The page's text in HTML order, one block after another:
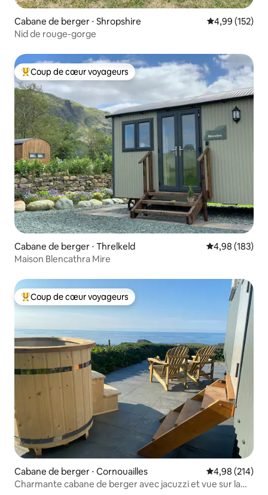
Cabane de berger ⋅ Shropshire Évaluation
4,99 (152)
Nid de rouge-gorge
Coups de cœur voyageurs les plus appréciés
Coup de cœur voyageurs
Cabane de berger ⋅ Threlkeld Évaluation
4,98 (183)
Maison Blencathra Mire
Coups de cœur voyageurs les plus appréciés
Coup de cœur voyageurs
Cabane de berger ⋅ Cornouailles Évaluation
4,98 (214)
Charmante cabane de berger avec jacuzzi et vue sur la